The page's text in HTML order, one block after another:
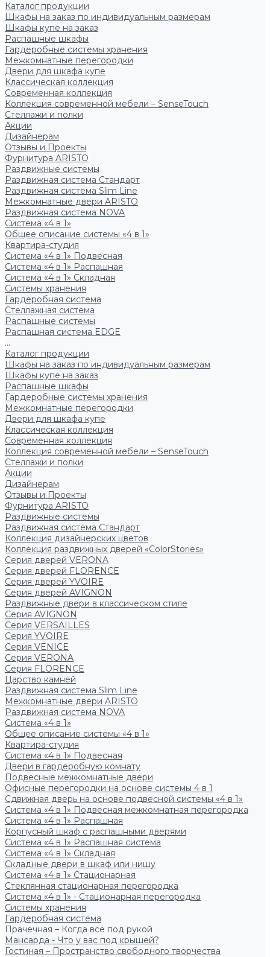
Каталог продукции
Шкафы на заказ по индивидуальным размерам
Шкафы купе на заказ
Распашные шкафы
Гардеробные системы хранения
Межкомнатные перегородки
Двери для шкафа купе
Классическая коллекция
Современная коллекция
Коллекция современной мебели – SenseTouch
Стеллажи и полки
Акции
Дизайнерам
Отзывы и Проекты
Фурнитура ARISTO
Раздвижные системы
Раздвижная система Стандарт
Раздвижная система Slim Line
Межкомнатные двери ARISTO
Раздвижная система NOVA
Система «4 в 1»
Общее описание системы «4 в 1»
Квартира-студия
Система «4 в 1» Подвесная
Система «4 в 1» Распашная
Система «4 в 1» Складная
Системы хранения
Гардеробная система
Стеллажная система
Распашные системы
Распашная система EDGE
...
Каталог продукции
Шкафы на заказ по индивидуальным размерам
Шкафы купе на заказ
Распашные шкафы
Гардеробные системы хранения
Межкомнатные перегородки
Двери для шкафа купе
Классическая коллекция
Современная коллекция
Коллекция современной мебели – SenseTouch
Стеллажи и полки
Акции
Дизайнерам
Отзывы и Проекты
Фурнитура ARISTO
Раздвижные системы
Раздвижная система Стандарт
Коллекция дизайнерских цветов
Коллекция раздвижных дверей «ColorStories»
Серия дверей VERONA
Серия дверей FLORENCE
Серия дверей YVOIRE
Серия дверей AVIGNON
Раздвижные двери в классическом стиле
Серия AVIGNON
Серия VERSAILLES
Серия YVOIRE
Серия VENICE
Серия VERONA
Серия FLORENCE
Царство камней
Раздвижная система Slim Line
Межкомнатные двери ARISTO
Раздвижная система NOVA
Система «4 в 1»
Общее описание системы «4 в 1»
Квартира-студия
Система «4 в 1» Подвесная
Двери в гардеробную комнату
Подвесные межкомнатные двери
Офисные перегородки на основе системы 4 в 1
Сдвижная дверь на основе подвесной системы «4 в 1»
Система «4 в 1» Подвесная межкомнатная перегородка
Система «4 в 1» Распашная
Корпусный шкаф с распашными дверями
Система «4 в 1» Распашная система
Система «4 в 1» Складная
Складные двери в шкаф или нишу
Система «4 в 1» Стационарная
Стеклянная стационарная перегородка
Система «4 в 1» - Стационарная перегородка
Системы хранения
Гардеробная система
Прачечная – Когда всё под рукой
Мансарда - Что у вас под крышей?
Гостиная – Пространство свободного творчества